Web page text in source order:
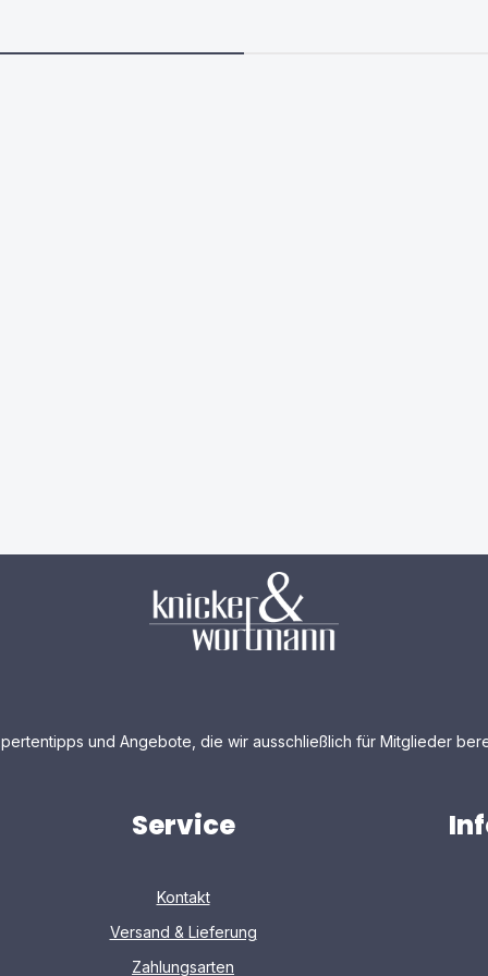
und Angebote, die wir ausschließlich für Mitglieder
Service
Kontakt
Versand & Lieferung
Zahlungsarten